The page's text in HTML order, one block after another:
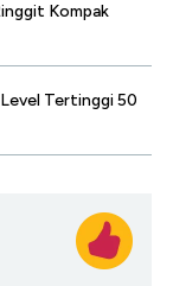
Kompak
Level Tertinggi 50